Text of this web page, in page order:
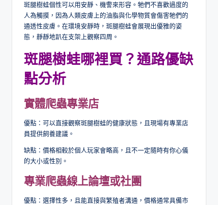
斑腿樹蛙個性可以用安靜、機警來形容。牠們不喜歡過度的
人為觸摸，因為人類皮膚上的油脂與化學物質會傷害牠們的
通透性皮膚。在環境安靜時，斑腿樹蛙會展現出優雅的姿
態，靜靜地趴在支架上觀察四周。
斑腿樹蛙哪裡買？通路優缺
點分析
實體爬蟲專業店
優點：可以直接觀察斑腿樹蛙的健康狀態，且現場有專業店
員提供飼養建議。
缺點：價格相較於個人玩家會略高，且不一定隨時有你心儀
的大小或性別。
專業爬蟲線上論壇或社團
優點：選擇性多，且能直接與繁殖者溝通，價格通常具備市